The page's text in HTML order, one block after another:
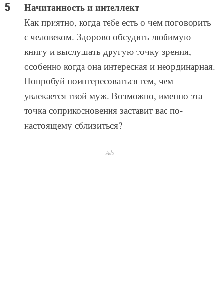
Начитанность и интеллект
Как приятно, когда тебе есть о чем поговорить
с человеком. Здорово обсудить любимую
книгу и выслушать другую точку зрения,
особенно когда она интересная и неординарная.
Попробуй поинтересоваться тем, чем
увлекается твой муж. Возможно, именно эта
точка соприкосновения заставит вас по-
настоящему сблизиться?
Ads